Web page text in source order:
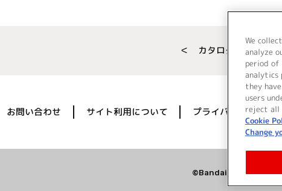
＜ カタログサイト ト
お問い合わせ サイト利用について プライバシーポリシ
©Bandai Namco
We
analyze
period of
analytics
they
users
reject all
Cookie
Change